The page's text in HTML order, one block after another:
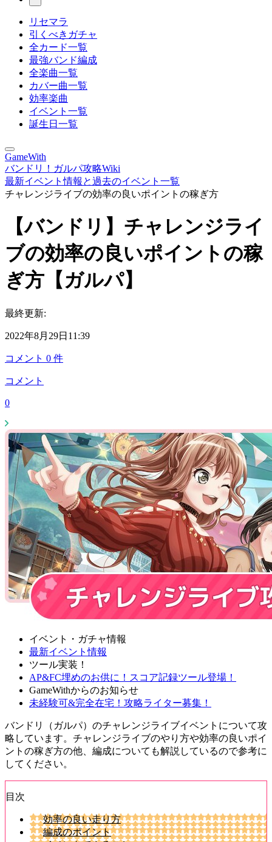
リセマラ
引くべきガチャ
全カード一覧
最強バンド編成
全楽曲一覧
カバー曲一覧
効率楽曲
イベント一覧
誕生日一覧
GameWith
バンドリ！ガルパ攻略Wiki
最新イベント情報と過去のイベント一覧
チャレンジライブの効率の良いポイントの稼ぎ方
【バンドリ】チャレンジライ
ブの効率の良いポイントの稼
ぎ方【ガルパ】
最終更新:
2022年8月29日11:39
コメント 0 件
コメント
0
イベント・ガチャ情報
最新イベント情報
ツール実装！
AP&FC埋めのお供に！スコア記録ツール登場！
GameWithからのお知らせ
未経験可&完全在宅！攻略ライター募集！
バンドリ（ガルパ）のチャレンジライブイベントについて攻
略しています。チャレンジライブのやり方や効率の良いポイ
ントの稼ぎ方の他、編成についても解説しているので参考に
してください。
目次
効率の良い走り方
編成のポイント